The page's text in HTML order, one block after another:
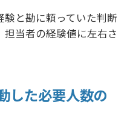
と勘に頼っていた判断
当者の経験値に左右さ
した必要人数の